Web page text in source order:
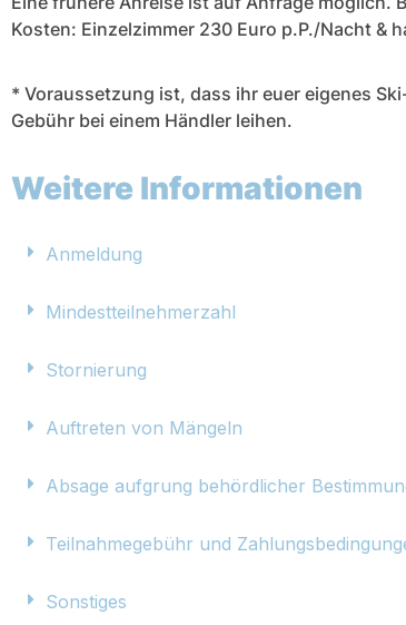
Kosten: Einzelzimmer 230 Euro p.P./Nacht &
* Voraussetzung ist, dass ihr euer eigenes
Gebühr bei einem Händler leihen.
Weitere Informationen
Anmeldung
Mindestteilnehmerzahl
Stornierung
Auftreten von Mängeln
Absage aufgrung behördlicher
Teilnahmegebühr und
Sonstiges